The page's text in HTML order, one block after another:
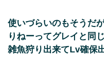
使いづらいのもそうだ
りねーってグレイと同
雑魚狩り出来てLv確保